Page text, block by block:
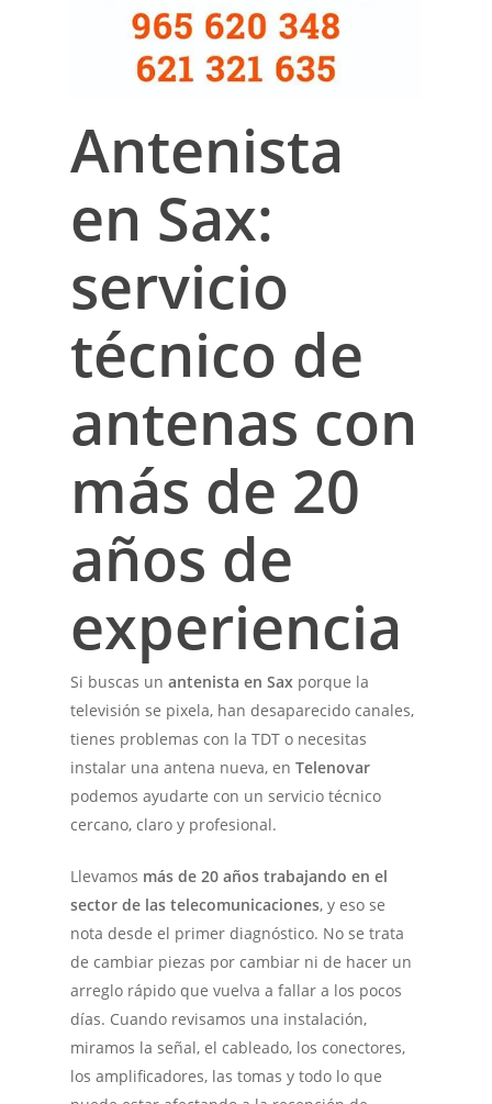
Antenista
en Sax:
servicio
técnico de
antenas con
más de 20
años de
experiencia
Si buscas unantenista en Sax porque la
televisión se pixela, han desaparecido canales,
tienes problemas con la TDT o necesitas
instalar una antena nueva, enTelenovar
podemos ayudarte con un servicio técnico
cercano, claro y profesional.
Llevamos más de 20 años trabajando en el
sector de las telecomunicaciones, y eso se
nota desde el primer diagnóstico. No se trata
de cambiar piezas por cambiar ni de hacer un
arreglo rápido que vuelva a fallar a los pocos
días. Cuando revisamos una instalación,
miramos la señal, el cableado, los conectores,
los amplificadores, las tomas y todo lo que